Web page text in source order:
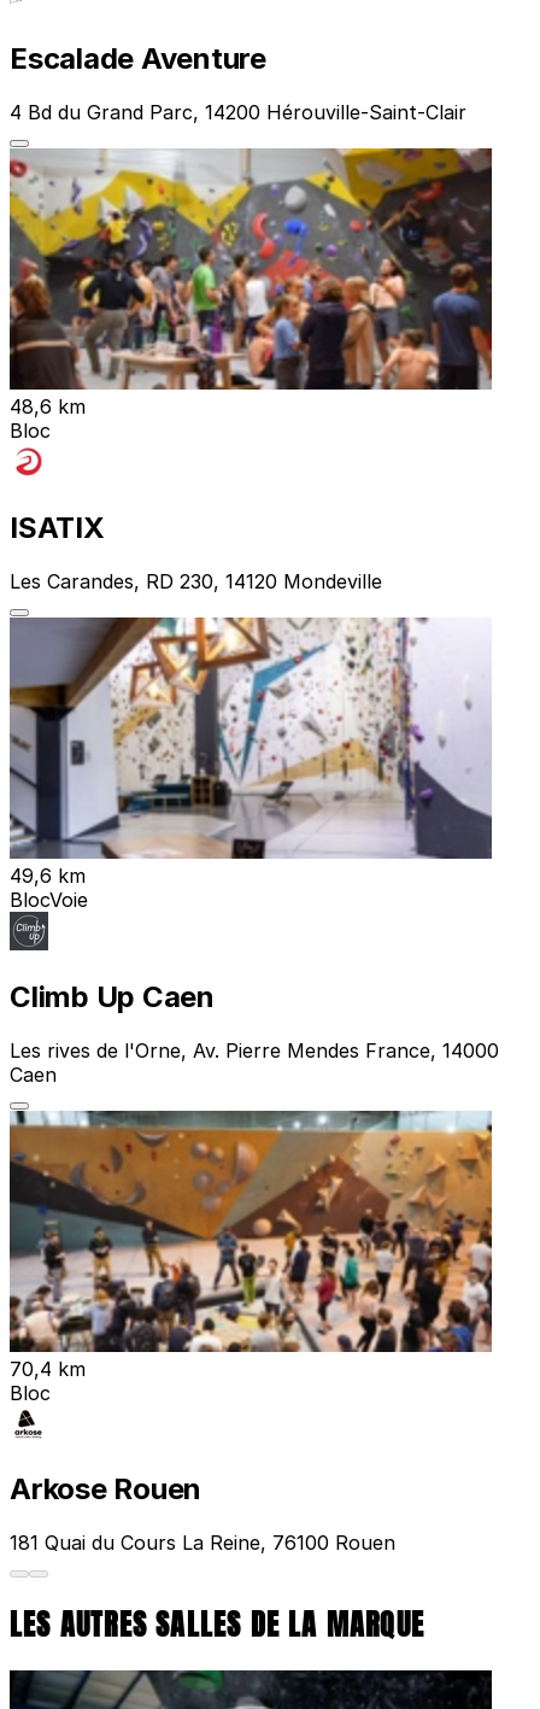
Escalade Aventure
4 Bd du Grand Parc, 14200 Hérouville-Saint-Clair
48,6 km
Bloc
ISATIX
Les Carandes, RD 230, 14120 Mondeville
49,6 km
BlocVoie
Climb Up Caen
Les rives de l'Orne, Av. Pierre Mendes France, 14000
Caen
70,4 km
Bloc
Arkose Rouen
181 Quai du Cours La Reine, 76100 Rouen
LES AUTRES SALLES DE LA MARQUE